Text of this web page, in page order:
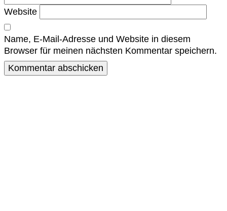
Website
Name, E-Mail-Adresse und Website in diesem
Browser für meinen nächsten Kommentar speichern.